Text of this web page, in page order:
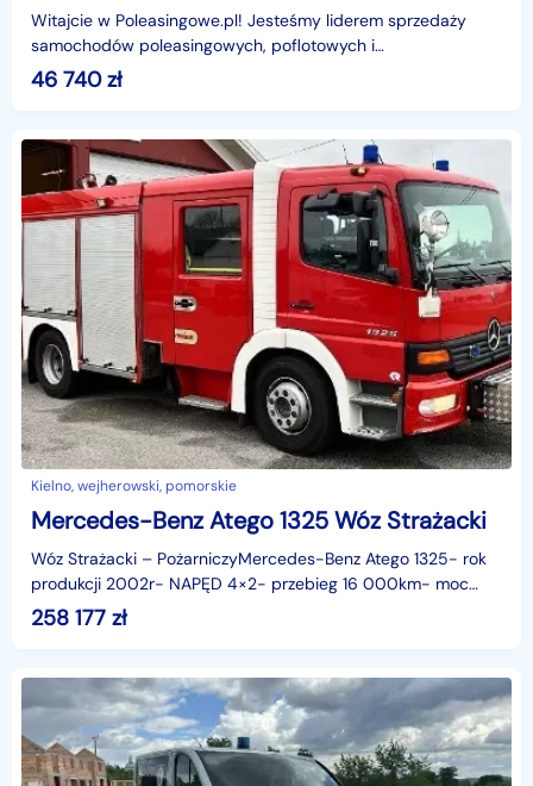
Witajcie w Poleasingowe.pl! Jesteśmy liderem sprzedaży
samochodów poleasingowych, poflotowych i
powindykacyjnych.Mamy dla was świetną okazję! Zobaczcie
46 740zł
Kielno, wejherowski, pomorskie
Mercedes-Benz Atego 1325 Wóz Strażacki
Wóz Strażacki – PożarniczyMercedes-Benz Atego 1325- rok
produkcji 2002r- NAPĘD 4×2- przebieg 16 000km- moc
silnika 180kW - 245KM- opony 70%- BLOKADA
MECHANIZMU
258 177 zł